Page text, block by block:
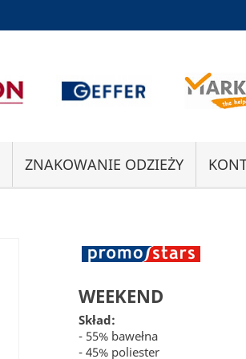
ZNAKOWANIE ODZIEŻY
WEEKEND
Skład:
- 55% bawełna
- 45% poliester